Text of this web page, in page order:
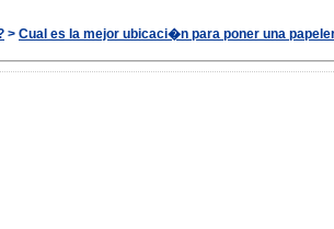
> Cual es la mejor ubicaci�n para poner una